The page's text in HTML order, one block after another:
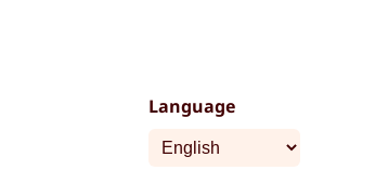
Language